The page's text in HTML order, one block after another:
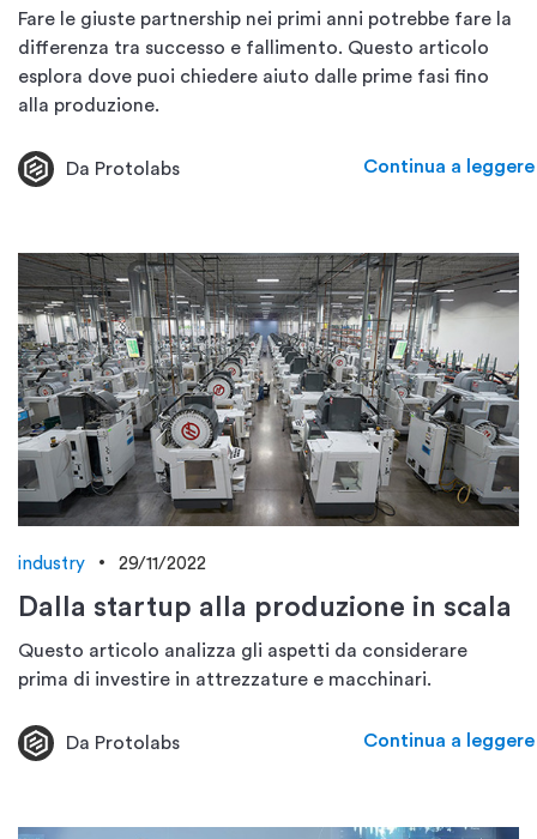
Fare le giuste partnership nei primi anni potrebbe fare la
differenza tra successo e fallimento. Questo articolo
esplora dove puoi chiedere aiuto dalle prime fasi fino
alla produzione.
Da Protolabs Continua a leggere
industry 29/11/2022
Dalla startup alla produzione in scala
Questo articolo analizza gli aspetti da considerare
prima di investire in attrezzature e macchinari.
Da Protolabs Continua a leggere